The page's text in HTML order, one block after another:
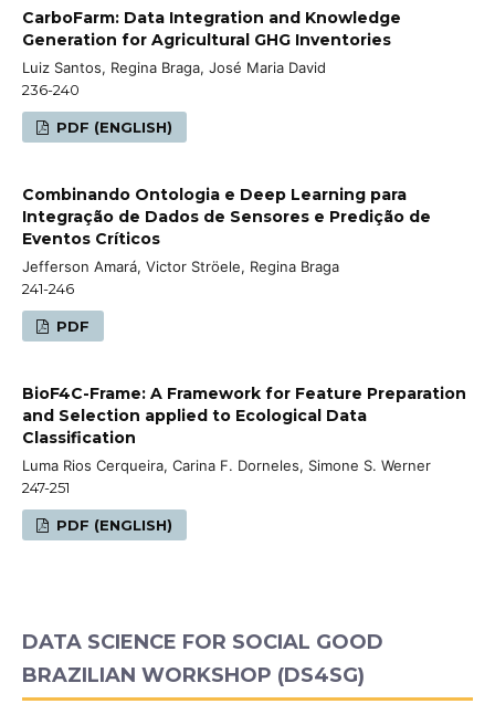
CarboFarm: Data Integration and Knowledge
Generation for Agricultural GHG Inventories
Luiz Santos, Regina Braga, José Maria David
236-240
PDF (ENGLISH)
Combinando Ontologia e Deep Learning para
Integração de Dados de Sensores e Predição de
Eventos Críticos
Jefferson Amará, Victor Ströele, Regina Braga
241-246
PDF
BioF4C-Frame: A Framework for Feature Preparation
and Selection applied to Ecological Data
Classification
Luma Rios Cerqueira, Carina F. Dorneles, Simone S. Werner
247-251
PDF (ENGLISH)
DATA SCIENCE FOR SOCIAL GOOD
BRAZILIAN WORKSHOP (DS4SG)